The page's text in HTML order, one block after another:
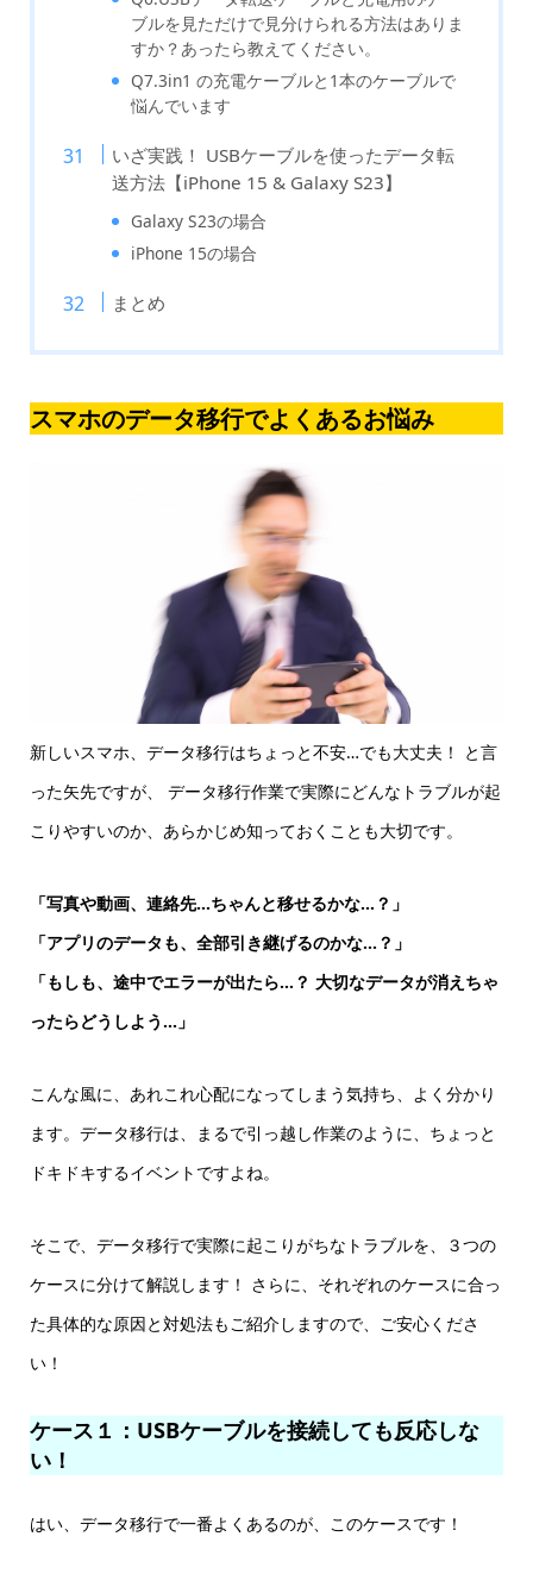
ブルを見ただけで見分けられる方法はありま
すか？あったら教えてください。
Q7.3in1 の充電ケーブルと1本のケーブルで
悩んでいます
いざ実践！ USBケーブルを使ったデータ転
送方法【iPhone 15 & Galaxy S23】
Galaxy S23の場合
iPhone 15の場合
まとめ
スマホのデータ移行でよくあるお悩み
新しいスマホ、データ移行はちょっと不安…でも大丈夫！ と言
った矢先ですが、 データ移行作業で実際にどんなトラブルが起
こりやすいのか、あらかじめ知っておくことも大切です。
「写真や動画、連絡先…ちゃんと移せるかな…？」
「アプリのデータも、全部引き継げるのかな…？」
「もしも、途中でエラーが出たら…？ 大切なデータが消えちゃ
ったらどうしよう…」
こんな風に、あれこれ心配になってしまう気持ち、よく分かり
ます。データ移行は、まるで引っ越し作業のように、ちょっと
ドキドキするイベントですよね。
そこで、データ移行で実際に起こりがちなトラブルを、３つの
ケースに分けて解説します！ さらに、それぞれのケースに合っ
た具体的な原因と対処法もご紹介しますので、ご安心くださ
い！
ケース１：USBケーブルを接続しても反応しな
い！
はい、データ移行で一番よくあるのが、このケースです！